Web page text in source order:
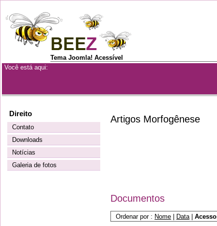
Tema Joomla! Acessível
Você está aqui:
Direito
Contato
Downloads
Notícias
Galeria de fotos
Artigos Morfogênese
Documentos
Ordenar por : Nome Data |